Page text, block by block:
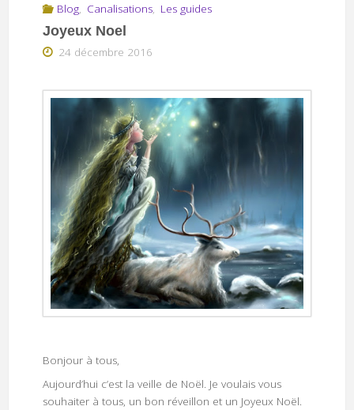
Blog, Canalisations, Les guides
Joyeux Noel
24 décembre 2016
Bonjour à tous,
Aujourd’hui c’est la veille de Noël. Je voulais vous
souhaiter à tous, un bon réveillon et un Joyeux Noël.